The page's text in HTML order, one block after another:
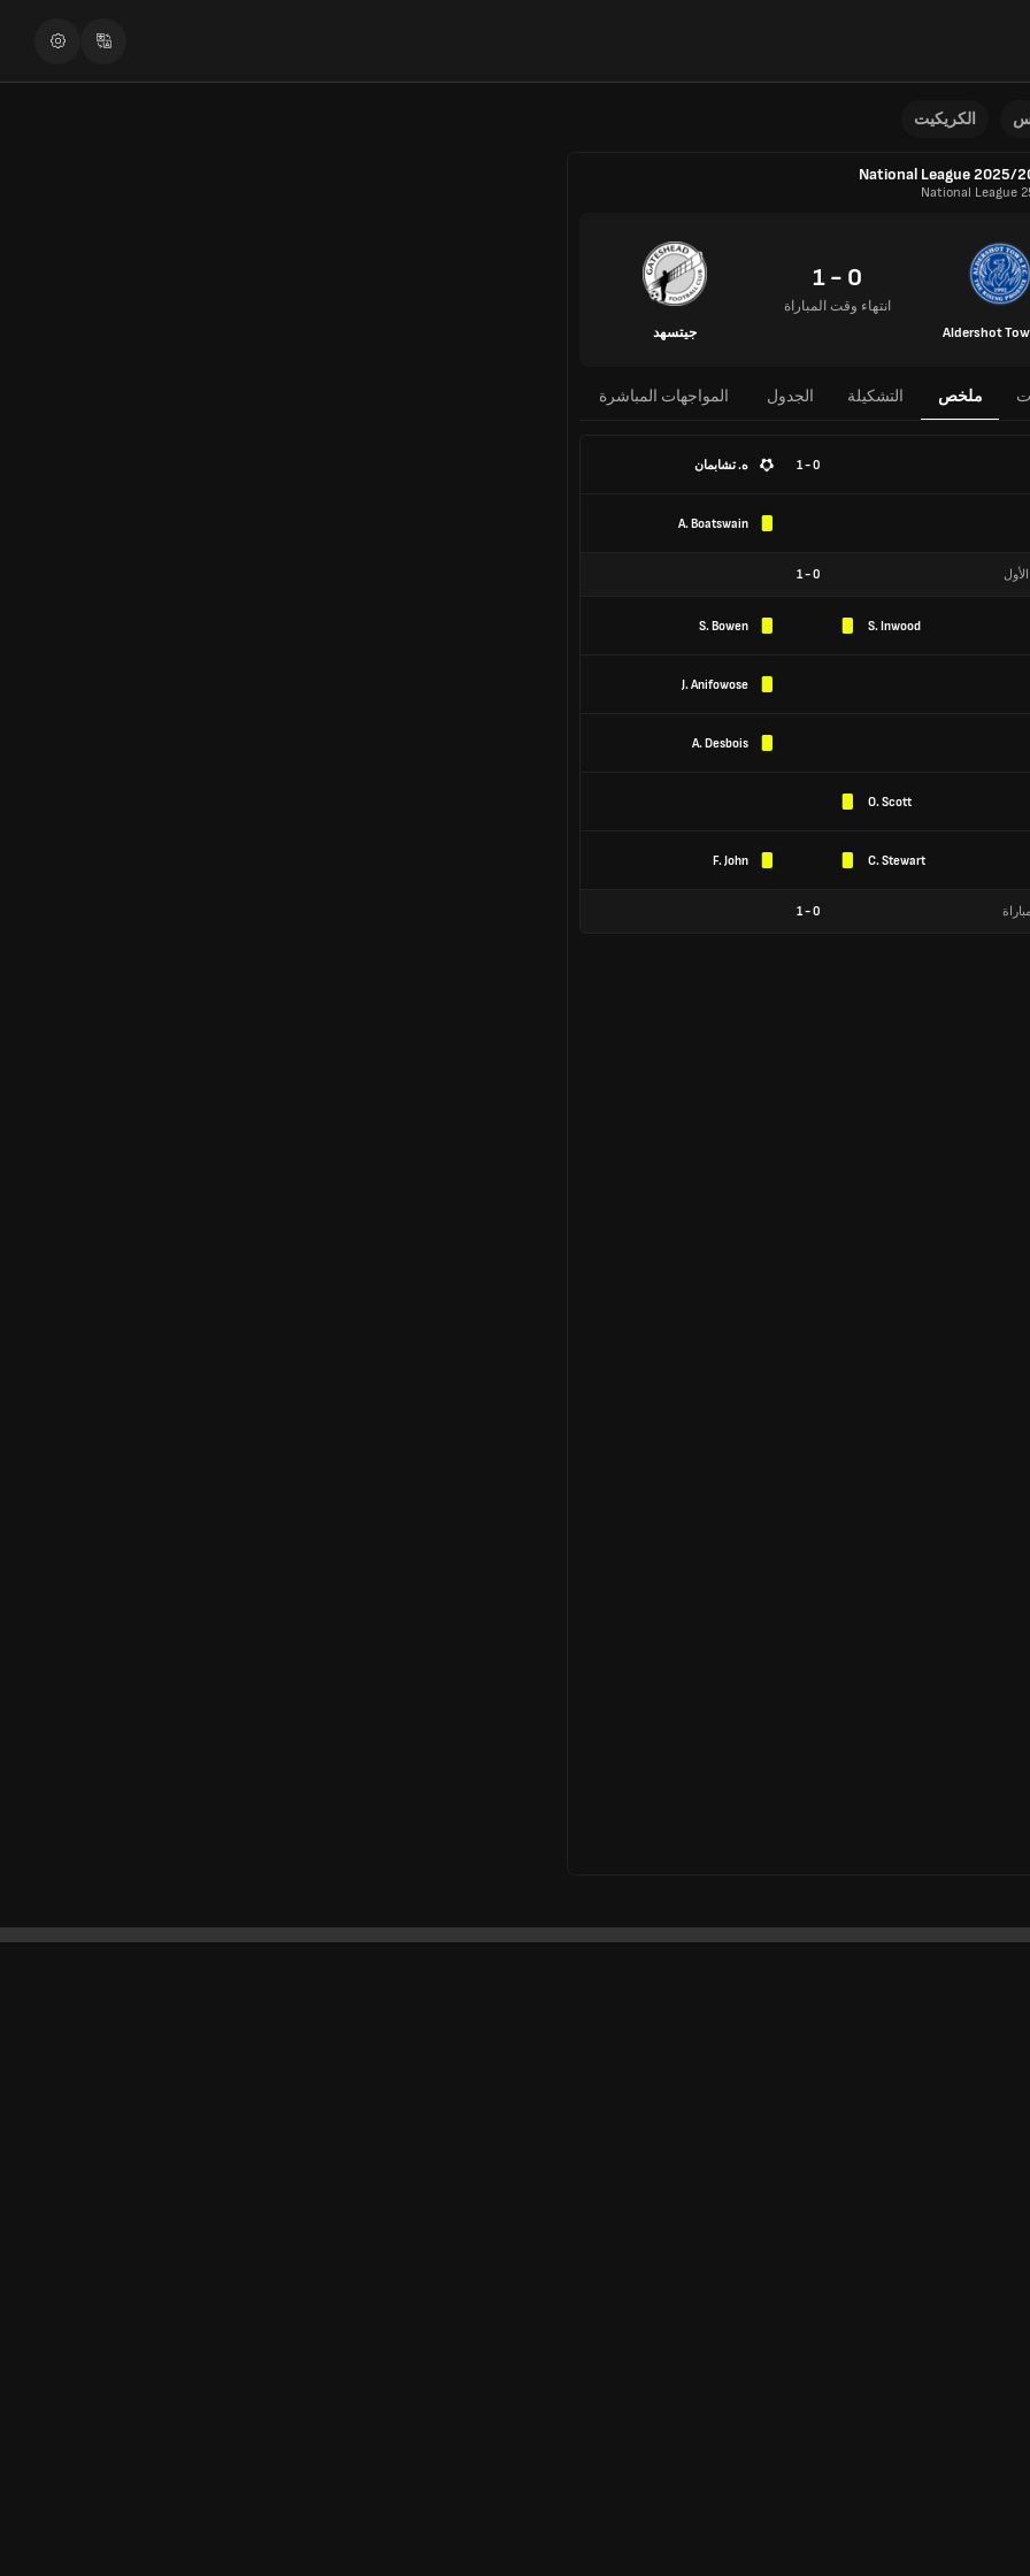
الكريكيت
National League 2025/
National League
Aldershot
0 - 1
انتهاء وقت المباراة
جيتسهد
ملخص التشكيلة الجدول المواجهات المباشرة
0 - 1 ه. تشابمان
A. Boatswain
0
-
1
S. Inwood
S. Bowen
J. Anifowose
A. Desbois
O. Scott
C. Stewart
F. John
0
-
1